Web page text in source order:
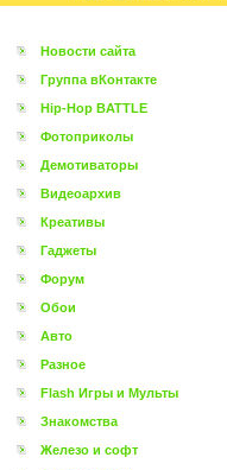
Новости сайта
Группа вКонтакте
Hip-Hop BATTLE
Фотоприколы
Демотиваторы
Видеоархив
Креативы
Гаджеты
Форум
Обои
Авто
Разное
Flash Игры и Мульты
Знакомства
Железо и софт